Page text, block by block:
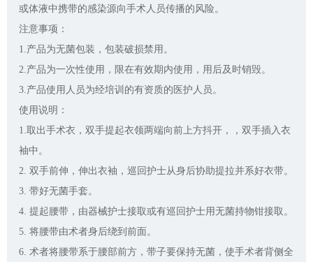
或体液中携带的感染源向手术人员传播的风险。
注意事项：
1.产品为无菌包装，包装破损禁用。
2.产品为一次性使用，限在有效期内使用，用后及时销毁。
3.产品使用人员为经培训的有资质的医护人员。
使用说明：
1.取出手术衣，双手提起衣领两端向前上方抖开，，双手插入衣
袖中。
2. 双手前伸，伸出衣袖，巡回护士从身后协助提拉并系好衣带。
3. 带好无菌手套。
4. 提起腰带，由器械护士接取或有巡回护士用无菌持物钳接取。
5. 将腰带由术者身后绕到前面。
6. 术者将腰带系于腰部前方，带子要保持无菌，使手术者背侧全